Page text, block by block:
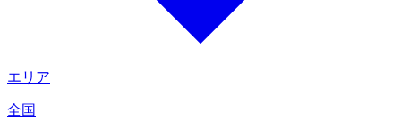
エリア
全国